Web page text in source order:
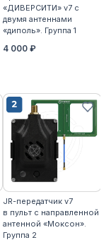
«ДИВЕРСИТИ» v7 с
двумя антеннами
«диполь». Группа 1
4 000 ₽
JR-передатчик v7
в пульт с направленной
антенной «Моксон».
Группа 2